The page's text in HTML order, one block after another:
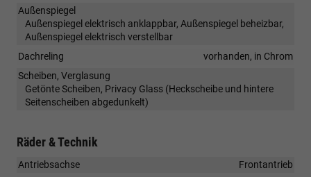
Außenspiegel
Außenspiegel elektrisch anklappbar, Außenspiegel beheizbar,
Außenspiegel elektrisch verstellbar
Dachreling
vorhanden, in Chrom
Scheiben, Verglasung
Getönte Scheiben, Privacy Glass (Heckscheibe und hintere
Seitenscheiben abgedunkelt)
Räder & Technik
Antriebsachse
Frontantrieb